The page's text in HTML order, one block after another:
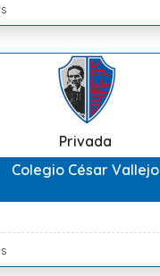
Privada
Colegio César Vallejo